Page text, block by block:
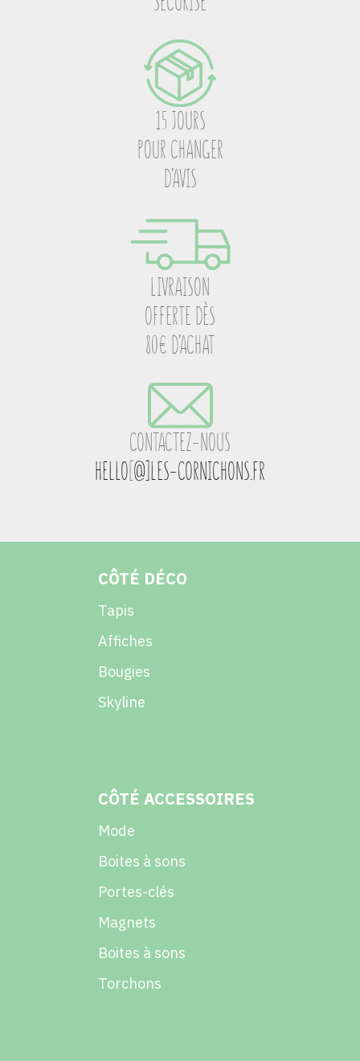
15 JOURS
POUR CHANGER
D’AVIS
LIVRAISON
OFFERTE DÈS
80€ D’ACHAT
CONTACTEZ-NOUS
HELLO[@]LES-CORNICHONS.FR
CÔTÉ DÉCO
Tapis
Affiches
Bougies
Skyline
CÔTÉ ACCESSOIRES
Mode
Boites à sons
Portes-clés
Magnets
Boites à sons
Torchons